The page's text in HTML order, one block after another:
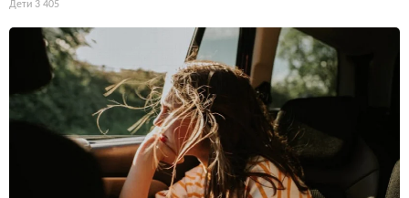
Дети 3 405